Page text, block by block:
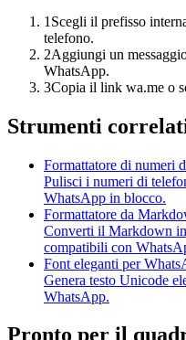
1 Scegli il prefisso
telefono.
2Aggiungi un
WhatsApp.
3Copia il link wa.me o
Strumenti
Formattatore di numeri
Pulisci i numeri di
WhatsApp in blocco.
Formattatore da
Converti il Markdown
compatibili con
Font eleganti per
Genera testo Unicode
WhatsApp.
Pronto per il